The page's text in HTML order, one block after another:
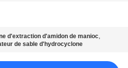
d'extraction d'amidon de manioc,
de sable d'hydrocyclone